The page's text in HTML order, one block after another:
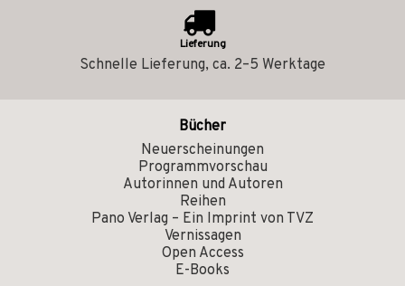
Lieferung
Schnelle Lieferung, ca. 2–5 Werktage
Bücher
Neuerscheinungen
Programmvorschau
Autorinnen und Autoren
Reihen
Pano Verlag – Ein Imprint von TVZ
Vernissagen
Open Access
E-Books